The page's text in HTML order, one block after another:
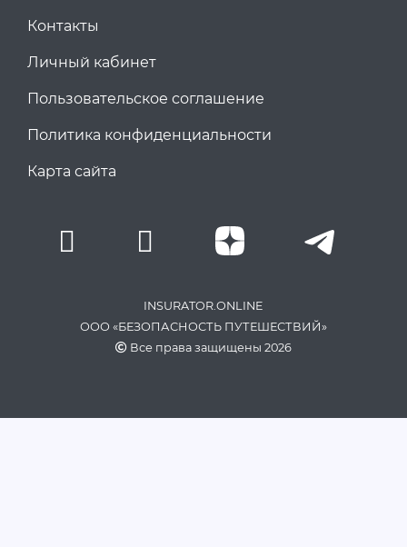
Контакты
Личный кабинет
Пользовательское соглашение
Политика конфиденциальности
Карта сайта
INSURATOR.ONLINE
ООО «БЕЗОПАСНОСТЬ ПУТЕШЕСТВИЙ»
Все права защищены 2026